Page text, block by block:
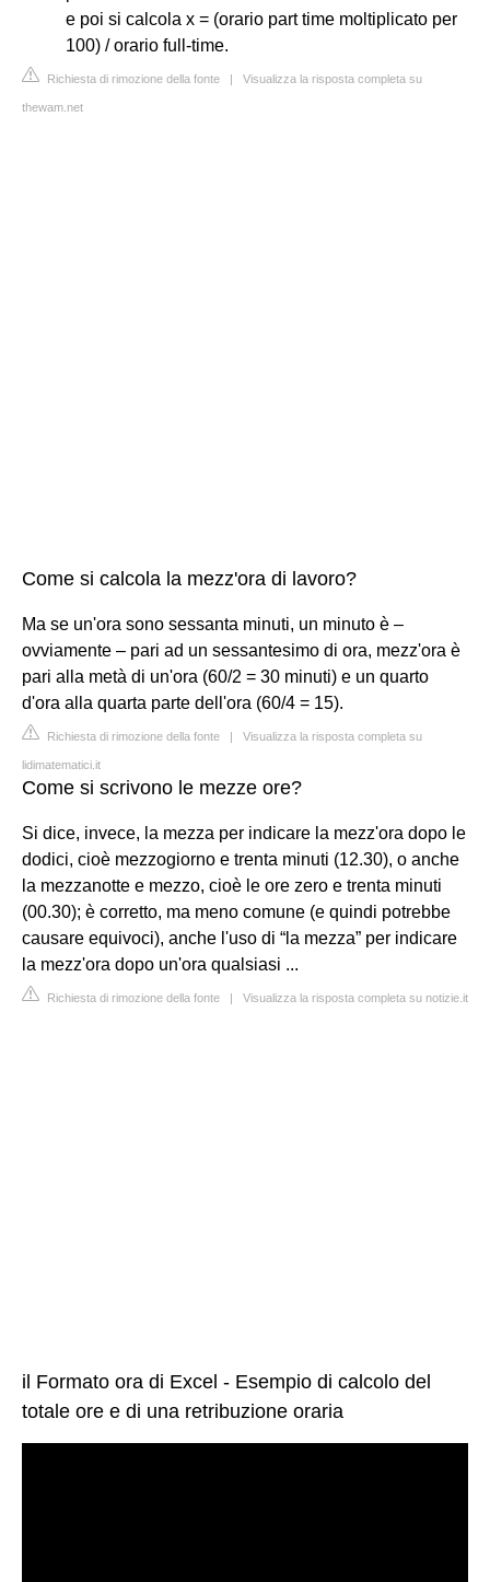
e poi si calcola x = (orario part time moltiplicato per
100) / orario full-time.
Richiesta di rimozione della fonte | Visualizza la risposta completa su
thewam.net
Come si calcola la mezz'ora di lavoro?
Ma se un'ora sono sessanta minuti, un minuto è –
ovviamente – pari ad un sessantesimo di ora, mezz'ora è
pari alla metà di un'ora (60/2 = 30 minuti) e un quarto
d'ora alla quarta parte dell'ora (60/4 = 15).
Richiesta di rimozione della fonte | Visualizza la risposta completa su
lidimatematici.it
Come si scrivono le mezze ore?
Si dice, invece, la mezza per indicare la mezz'ora dopo le
dodici, cioè mezzogiorno e trenta minuti (12.30), o anche
la mezzanotte e mezzo, cioè le ore zero e trenta minuti
(00.30); è corretto, ma meno comune (e quindi potrebbe
causare equivoci), anche l'uso di “la mezza” per indicare
la mezz'ora dopo un'ora qualsiasi ...
Richiesta di rimozione della fonte | Visualizza la risposta completa su notizie.it
il Formato ora di Excel - Esempio di calcolo del
totale ore e di una retribuzione oraria